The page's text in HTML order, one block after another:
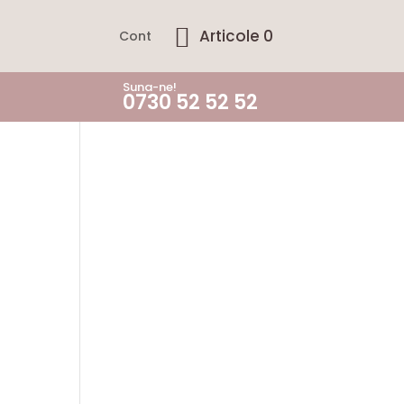
Cont Articole 0
Suna-ne!
0730 52 52 52